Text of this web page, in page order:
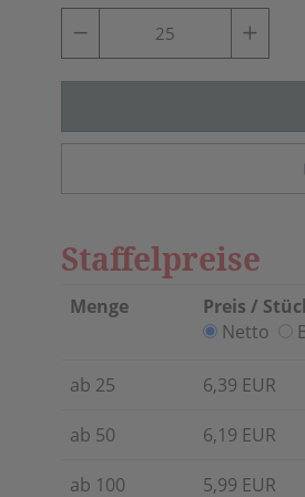
Staffelpreise
Menge
Preis /
Netto
ab 25 6,39 EUR
ab 50 6,19 EUR
ab 100 5,99 EUR